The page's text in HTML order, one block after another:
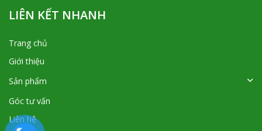
LIÊN KẾT NHANH
Trang chủ
Giới thiệu
Sản phẩm
Góc tư vấn
Liên hệ